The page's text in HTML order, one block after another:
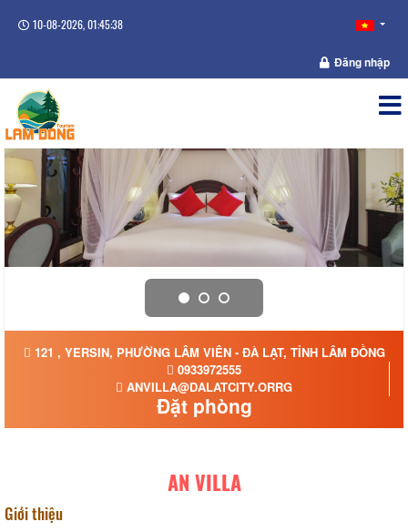
10-08-2026, 01:45:39
Đăng nhập
121 , YERSIN, PHƯỜNG LÂM VIÊN - ĐÀ LẠT, TỈNH LÂM ĐỒNG
0933972555
ANVILLA@DALATCITY.ORRG
Đặt phòng
AN VILLA
Giới thiệu